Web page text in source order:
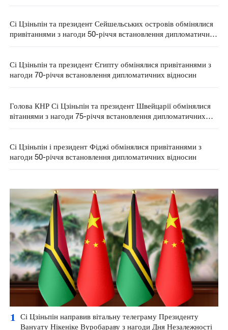
Сі Цзіньпін та президент Сейшельських островів обмінялися
привітаннями з нагоди 50-річчя встановлення дипломатичних
Сі Цзіньпін та президент Єгипту обмінялися привітаннями з
нагоди 70-річчя встановлення дипломатичних відносин
Голова КНР Сі Цзіньпін та президент Швейцарії обмінялися
вітаннями з нагоди 75-річчя встановлення дипломатичних
Сі Цзіньпін і президент Фіджі обмінялися привітаннями з
нагоди 50-річчя встановлення дипломатичних відносин
1
Сі Цзіньпін направив вітальну телеграму Президенту
Вануату Нікеніке Вуробараву з нагоди Дня Незалежності